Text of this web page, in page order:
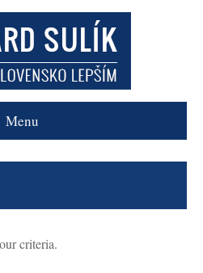
Menu
criteria.